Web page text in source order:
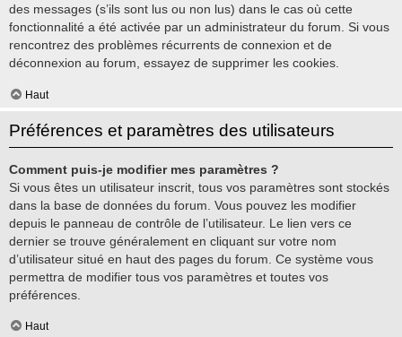
des messages (s’ils sont lus ou non lus) dans le cas où cette
fonctionnalité a été activée par un administrateur du forum. Si vous
rencontrez des problèmes récurrents de connexion et de
déconnexion au forum, essayez de supprimer les cookies.
Haut
Préférences et paramètres des utilisateurs
Comment puis-je modifier mes paramètres ?
Si vous êtes un utilisateur inscrit, tous vos paramètres sont stockés
dans la base de données du forum. Vous pouvez les modifier
depuis le panneau de contrôle de l’utilisateur. Le lien vers ce
dernier se trouve généralement en cliquant sur votre nom
d’utilisateur situé en haut des pages du forum. Ce système vous
permettra de modifier tous vos paramètres et toutes vos
préférences.
Haut